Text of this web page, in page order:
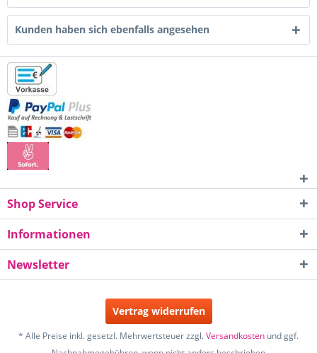
Kunden haben sich ebenfalls angesehen
Shop Service
Informationen
Newsletter
Vertrag widerrufen
* Alle Preise inkl. gesetzl. Mehrwertsteuer zzgl.Versandkosten und ggf.